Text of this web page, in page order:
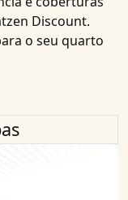
Discount.
o seu quarto